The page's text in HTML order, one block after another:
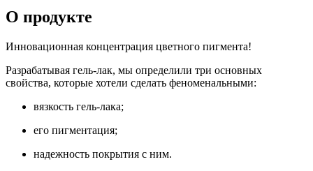
О продукте
Инновационная концентрация цветного пигмента!
Разрабатывая гель-лак, мы определили три основных
свойства, которые хотели сделать феноменальными:
вязкость гель-лака;
его пигментация;
надежность покрытия с ним.